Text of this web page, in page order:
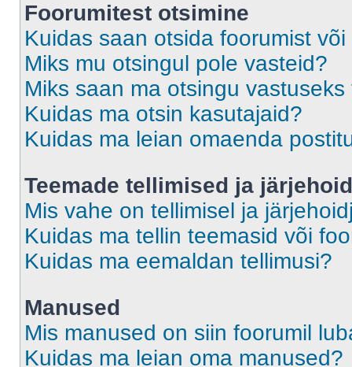
Foorumitest otsimine
Kuidas saan otsida foorumist
Miks mu otsingul pole vasteid?
Miks saan ma otsingu
Kuidas ma otsin kasutajaid?
Kuidas ma leian omaenda
Teemade tellimised ja
Mis vahe on tellimisel ja
Kuidas ma tellin teemasid või
Kuidas ma eemaldan tellimusi?
Manused
Mis manused on siin foorumil
Kuidas ma leian oma manused?